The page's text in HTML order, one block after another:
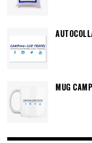
MUG